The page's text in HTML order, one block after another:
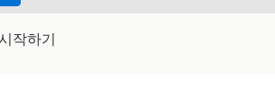
작하기